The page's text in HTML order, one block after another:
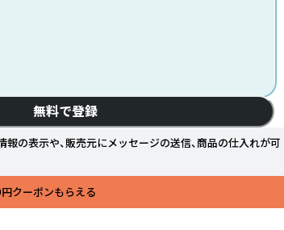
無料で登録
報の表示や、販売元にメッセージの送信、商品の仕入れが可
クーポンもらえる